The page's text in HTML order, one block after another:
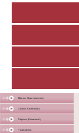
Μάσκες Προστατευτικές
Ξύλινες Κατασκευές
Χάρτινες Κατασκευές
Υφασμάτινα